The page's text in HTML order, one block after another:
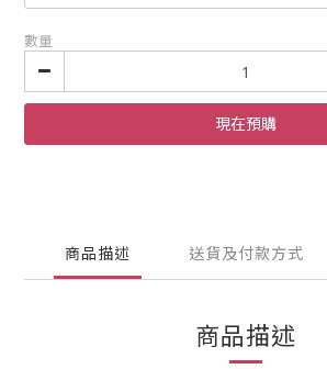
數量
現在預購
商品描述 送貨及付款方式
商品描述